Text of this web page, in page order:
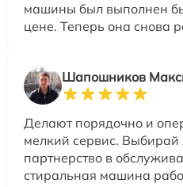
машины был выполнен
цене. Теперь она снова
Шапошников
Делают порядочно и
мелкий сервис.
партнерство в
стиральная машина